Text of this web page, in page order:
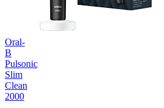
Oral-
B
Pulsonic
Slim
Clean
2000